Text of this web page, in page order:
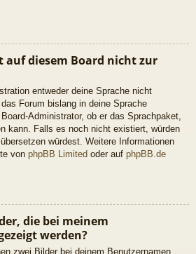
auf diesem Board nicht zur
entweder deine Sprache nicht
Forum bislang in deine Sprache
Administrator, ob er das Sprachpaket,
kann. Falls es noch nicht existiert, würden
würdest. Weitere Informationen
von phpBB Limited oder auf phpBB.de
die bei meinem
werden?
zwei Bilder bei deinem Benutzernamen